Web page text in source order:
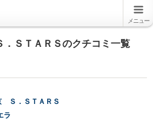
メニュー
ＳＴＡＲＳのクチコミ一覧
Ｓ．ＳＴＡＲＳ
ラ